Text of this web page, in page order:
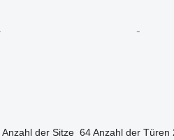
Anzahl der Sitze 64 Anzahl der Türen